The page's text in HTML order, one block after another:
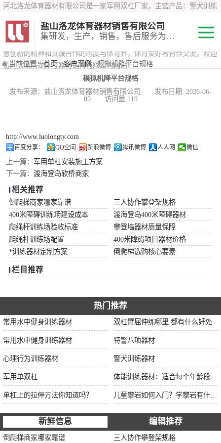
河北洛龙体育器材有限公司是一家军用双杠厂家，主营产品：警犬训练
*训练器材、400米障碍器材、军用单杠、军用双杠、军犬训练器材等训
练器材，咨询攀岩墙价格？在线咨询客服，公司以顾客至上的原则，锐
意创新的精神和真诚合作的态度与体育界，体育爱好者合作交流。欢迎
访问盐山洛龙体育器材销售有限公司网站！
盐山洛龙体育器材销售有限公司
集研发，生产，销售，售后服务为一体
当前位置：首页›客户案例› 模拟机降平台规格
模拟机降平台规格
发布来源：盐山洛龙体育器材销售有限公司 发布日期: 2026-06-
09 访问量:119
http://www.luolongty.com
百度分享： QQ空间 新浪微博 腾讯微博 人人网 微信
上一篇： 军用单杠安装施工方案
下一篇： 渡海登岛软桥商家
相关推荐
倒爬梯商家哪家靠谱
三人协作攀登架规格
400米障碍训练场建设成本
渡海登岛400米障碍器材
爬绳杆训练场验收标准
攀登墙器材质量保障
爬绳杆训练场配置
400米障碍项目器材价格
*训练器材定制方案
倒爬梯选购核心要素
栏目推荐
热门推荐
常用水中健身训练器材 双杠臂屈伸练哪里 都有什么好处
常用水中健身训练器材 特警八项器材
心理行为训练器材 警犬训练器材
军用单双杠
单杠上的拉伸方法你知道吗？
新鲜信息 编辑推荐
倒爬梯商家哪家靠谱 三人协作攀登架规格
200米障碍器材
心理行为训练器
警犬训练器材
军用单双杠
400米障碍器材